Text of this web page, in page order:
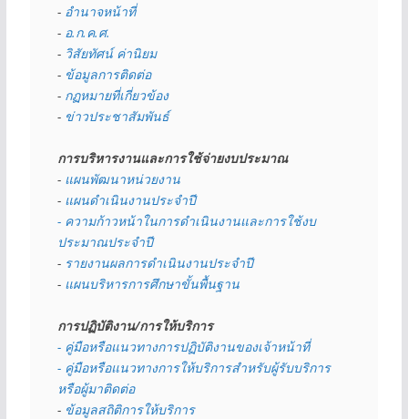
- อำนาจหน้าที่
- อ.ก.ค.ศ.
- วิสัยทัศน์ ค่านิยม
- ข้อมูลการติดต่อ
- กฏหมายที่เกี่ยวข้อง
- ข่าวประชาสัมพันธ์
การบริหารงานและการใช้จ่ายงบประมาณ
- แผนพัฒนาหน่วยงาน
- แผนดำเนินงานประจำปี
- ความก้าวหน้าในการดำเนินงานและการใช้งบ
ประมาณประจำปี
- รายงานผลการดำเนินงานประจำปี
- แผนบริหารการศึกษาขั้นพื้นฐาน
การปฏิบัติงาน/การให้บริการ
- คู่มือหรือแนวทางการปฏิบัติงานของเจ้าหน้าที่
- คู่มือหรือแนวทางการให้บริการสำหรับผู้รับบริการ
หรือผู้มาติดต่อ
- ข้อมูลสถิติการให้บริการ